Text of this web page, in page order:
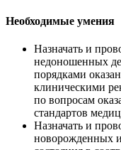
Необходимые умения
Назначать и
недоношенных
порядками
клиническими
по вопросам
стандартов
Назначать и
новорожденных